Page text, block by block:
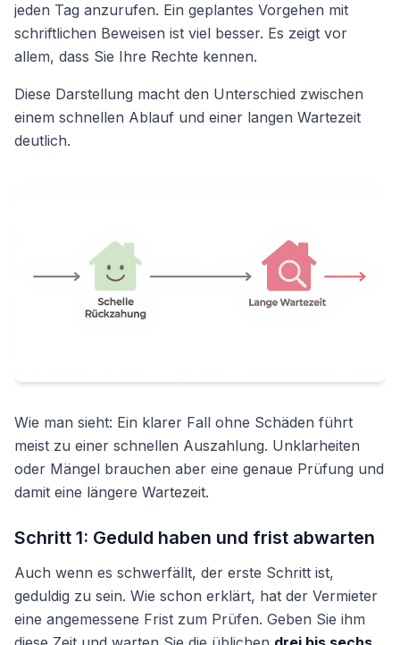
jeden Tag anzurufen. Ein geplantes Vorgehen mit
schriftlichen Beweisen ist viel besser. Es zeigt vor
allem, dass Sie Ihre Rechte kennen.
Diese Darstellung macht den Unterschied zwischen
einem schnellen Ablauf und einer langen Wartezeit
deutlich.
Wie man sieht: Ein klarer Fall ohne Schäden führt
meist zu einer schnellen Auszahlung. Unklarheiten
oder Mängel brauchen aber eine genaue Prüfung und
damit eine längere Wartezeit.
Schritt 1: Geduld haben und frist abwarten
Auch wenn es schwerfällt, der erste Schritt ist,
geduldig zu sein. Wie schon erklärt, hat der Vermieter
eine angemessene Frist zum Prüfen. Geben Sie ihm